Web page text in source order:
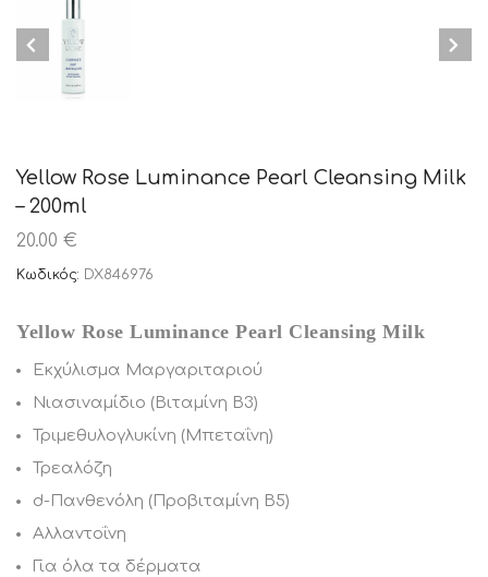
Yellow Rose Luminance Pearl Cleansing Milk
– 200ml
20.00 €
Κωδικός: DX846976
Yellow Rose Luminance Pearl Cleansing Milk
Εκχύλισμα Μαργαριταριού
Νιασιναμίδιο (Βιταμίνη B3)
Τριμεθυλογλυκίνη (Μπεταΐνη)
Τρεαλόζη
d-Πανθενόλη (Προβιταμίνη B5)
Αλλαντοΐνη
Για όλα τα δέρματα